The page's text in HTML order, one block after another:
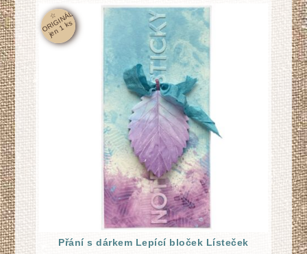
☆
O
RI
GI
N
Á
L
j
e
n
1
k
s
Přání s dárkem Lepící bloček Lísteček